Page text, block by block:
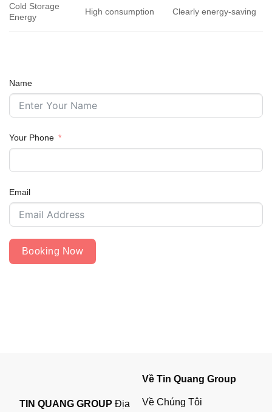
Cold Storage
Energy
High consumption Clearly energy-saving
Name
Your Phone
Email
Booking Now
TIN QUANG GROUP Địa
Về Tin Quang Group
Về Chúng Tôi